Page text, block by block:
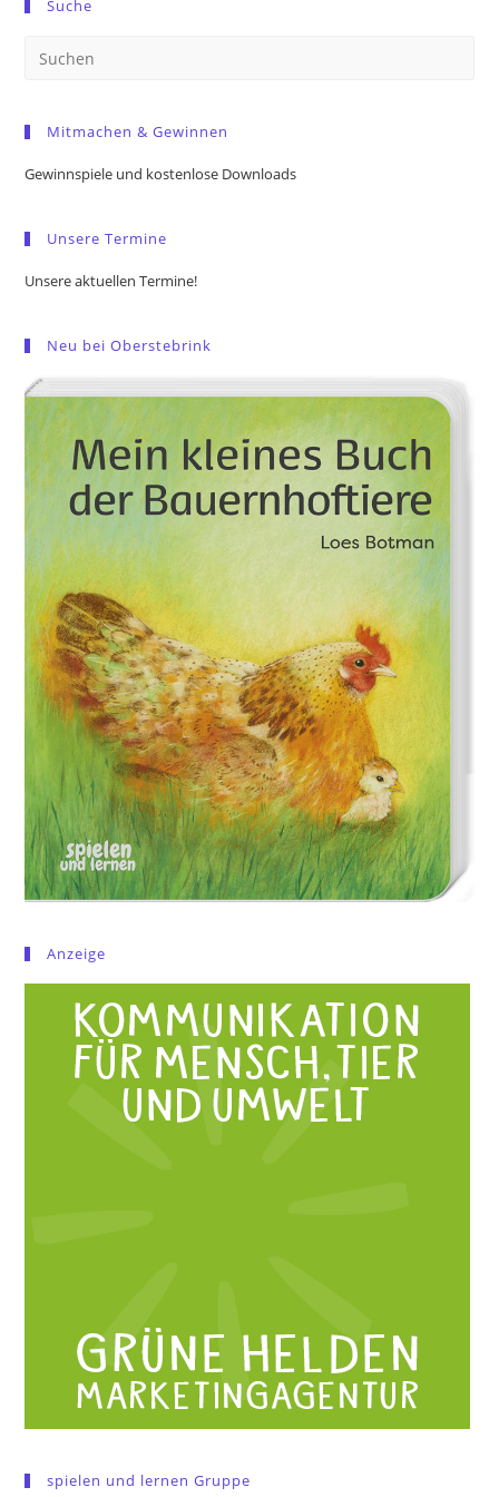
Suche
Mitmachen & Gewinnen
Gewinnspiele und kostenlose Downloads
Unsere Termine
Unsere aktuellen Termine!
Neu bei Oberstebrink
Anzeige
spielen und lernen Gruppe